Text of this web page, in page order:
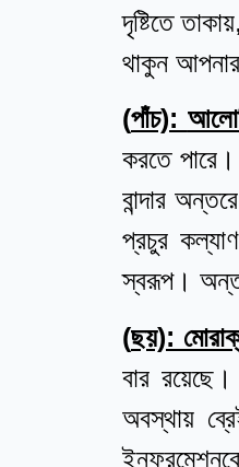
দৃষ্টিতে
থাকুন আপনার
(পাঁচ):
করতে
বান্দার
প্রচুর
স্বরূপ।
(ছয়):
বার
অবস্থায়